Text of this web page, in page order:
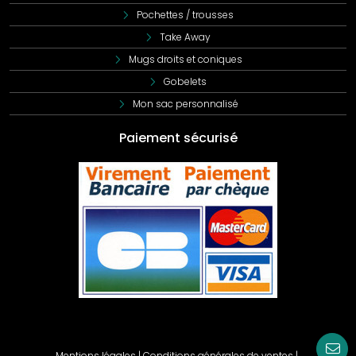
Pochettes / trousses
Take Away
Mugs droits et coniques
Gobelets
Mon sac personnalisé
Paiement sécurisé